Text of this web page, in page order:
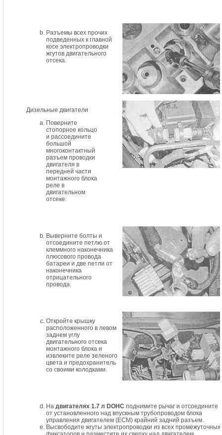
Разъемы всех прочих
подведенных к главной
косе электропроводки
жгутов двигательного
отсека.
Дизельные двигатели
Поверните
стопорное кольцо
и рассоедините
большой
многоконтактный
разъем проводки
двигателя в
передней части
монтажного блока
реле в
двигательном
отсеке.
Выверните болты и
отсоедините петлю от
клеммного наконечника
плюсового провода
батареи и две петли от
наконечника
отрицательного
провода.
Откройте крышку
расположенного в левом
заднем углу
двигательного отсека
монтажного блока и
извлеките реле зеленого
цвета и предохранитель
со своими колодками.
На двигателях 1.7 л DOHC поднимите рычаг и отсоедините
от установленного над впускным трубопроводом блока
управления двигателем (ECM) крайний задний разъем.
Высвободите жгуты электропроводки из всех промежуточных